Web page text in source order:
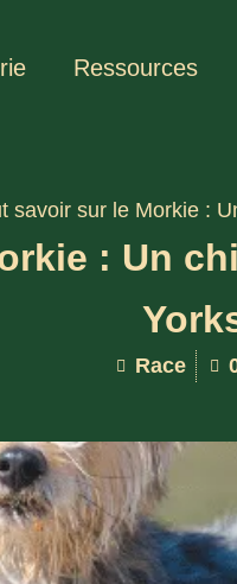
Ressources
savoir sur le Morkie :
: Un
Race